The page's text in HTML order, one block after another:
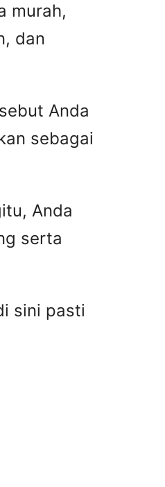
murah,
dan
Anda
sebagai
Anda
serta
sini pasti